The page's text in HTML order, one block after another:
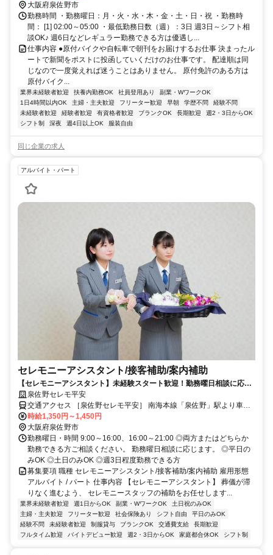
大阪府泉佐野市
勤務時間 ・勤務曜日：月・火・水・木・金・土・日・祝 ・勤務時
間： [1] 02:00～05:00 ・最低勤務日数（週）：3日 週3日～シフト相
談OK♪ 週6日などレギュラー勤務できる方は優遇し...
仕事内容 ●原付バイクや自転車で朝刊をお届けするお仕事 決まったル
ートで新聞をポストに投函していくだけのお仕事です。 配達順は同
じなので一度覚えれば迷うことはありません。 原付免許のある方は
原付バイク...
業界未経験者歓迎 扶養内勤務OK 社員登用あり
副業・WワークOK
1日4時間以内OK
主婦・主夫歓迎 フリーター歓迎 早朝 学歴不問
経験不問
未経験者歓迎
経験者歓迎 有資格者歓迎 ブランクOK 長期歓迎
週2・3日からOK
シフト制
深夜 週4日以上OK 服装自由
同じ企業の求人
アルバイト・パート
セレモニーアシスタント/接客補助/案内補助
【セレモニーアシスタント】未経験スタート歓迎！勤務曜日相談に応じ
ます！資格・年齢不問！
泉佐野セレモ平安
交通アクセス ［泉佐野セレモ平安］ 南海本線「泉佐野」駅より車で
10分 JR阪和線「熊取」駅より車5分 ［岸和田セレモ平安］ 「和泉大
時給1,350円～1,450円
大阪府泉佐野市
勤務曜日・時間 9:00～16:00、16:00～21:00 ◎両方またはどちらか
勤務できる方ご相談ください。 勤務曜日相談に応じます。 ◎平日の
みOK ◎土日のみOK ◎週3日程度勤務できる方
募集要項 職種 セレモニーアシスタント/接客補助/案内補助 雇用形態
アルバイト / パート 仕事内容 【セレモニーアシスタント】 葬儀が滞
りなく進むよう、 セレモニースタッフの補助をお任せします...
業界未経験者歓迎 週1日からOK 副業・WワークOK
土日祝のみOK
主婦・主夫歓迎
フリーター歓迎 社会保険あり シフト自由
平日のみOK
経験不問
未経験者歓迎 制服貸与 ブランクOK 交通費支給
長期歓迎
フルタイム歓迎
バイトデビュー歓迎 週2・3日からOK 家庭都合休OK シフト制